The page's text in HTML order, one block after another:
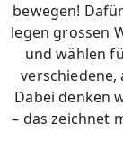
bewegen!
legen grossen
und wählen
Dabei denken
– das zeichnet